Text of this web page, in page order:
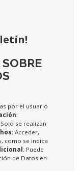
por el usuario
:
Solo se realizan
: Acceder,
como se indica
: Puede
de Datos en